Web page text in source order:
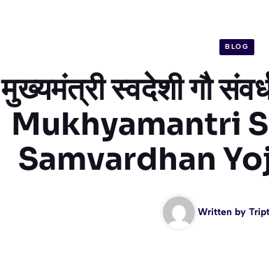
BLOG
मुख्यमंत्री स्वदेशी गौ
Mukhyamantri
Samvardhan
Written by